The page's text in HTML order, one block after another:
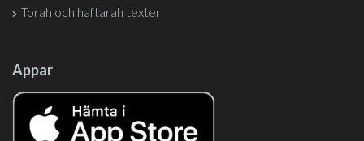
Torah och haftarah texter
Appar